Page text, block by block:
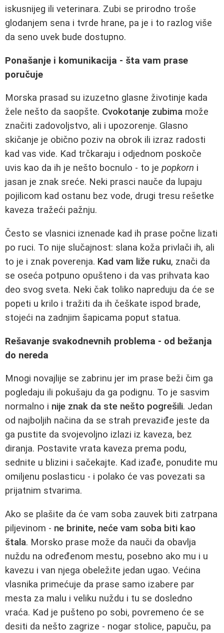
iskusnijeg ili veterinara. Zubi se prirodno troše
glodanjem sena i tvrde hrane, pa je i to razlog više
da seno uvek bude dostupno.
Ponašanje i komunikacija - šta vam prase
poručuje
Morska prasad su izuzetno glasne životinje kada
žele nešto da saopšte. Cvokotanje zubima može
značiti zadovoljstvo, ali i upozorenje. Glasno
skičanje je obično poziv na obrok ili izraz radosti
kad vas vide. Kad trčkaraju i odjednom poskoče
uvis kao da ih je nešto bocnulo - to je popkorn i
jasan je znak sreće. Neki prasci nauče da lupaju
pojilicom kad ostanu bez vode, drugi tresu rešetke
kaveza tražeći pažnju.
Često se vlasnici iznenade kad ih prase počne lizati
po ruci. To nije slučajnost: slana koža privlači ih, ali
to je i znak poverenja. Kad vam liže ruku, znači da
se oseća potpuno opušteno i da vas prihvata kao
deo svog sveta. Neki čak toliko napreduju da će se
popeti u krilo i tražiti da ih češkate ispod brade,
stojeći na zadnjim šapicama poput statua.
Rešavanje svakodnevnih problema - od bežanja
do nereda
Mnogi novajlije se zabrinu jer im prase beži čim ga
pogledaju ili pokušaju da ga podignu. To je sasvim
normalno i nije znak da ste nešto pogrešili. Jedan
od najboljih načina da se strah prevaziđe jeste da
ga pustite da svojevoljno izlazi iz kaveza, bez
diranja. Postavite vrata kaveza prema podu,
sednite u blizini i sačekajte. Kad izađe, ponudite mu
omiljenu poslasticu - i polako će vas povezati sa
prijatnim stvarima.
Ako se plašite da će vam soba zauvek biti zatrpana
piljevinom - ne brinite, neće vam soba biti kao
štala. Morsko prase može da nauči da obavlja
nuždu na određenom mestu, posebno ako mu i u
kavezu i van njega obeležite jedan ugao. Većina
vlasnika primećuje da prase samo izabere par
mesta za malu i veliku nuždu i tu se dosledno
vraća. Kad je pušteno po sobi, povremeno će se
desiti da nešto zagrize - nogar stolice, papuču, pa